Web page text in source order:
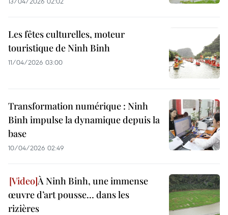
Les fêtes culturelles, moteur
touristique de Ninh Binh
11/04/2026 03:00
Transformation numérique : Ninh
Binh impulse la dynamique depuis la
base
10/04/2026 02:49
À Ninh Binh, une immense
œuvre d’art pousse… dans les
rizières